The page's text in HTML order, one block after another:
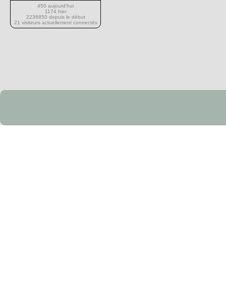
450 aujourd’hui
1174 hier
2236850 depuis le début
21 visiteurs actuellement connectés